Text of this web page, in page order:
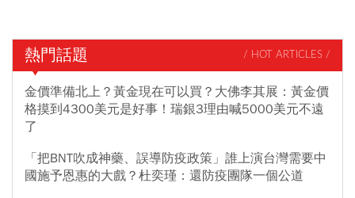
熱門話題 / HOT ARTICLES /
金價準備北上？黃金現在可以買？大佛李其展：黃金價
格摸到4300美元是好事！瑞銀3理由喊5000美元不遠
了
「把BNT吹成神藥、誤導防疫政策」誰上演台灣需要中
國施予恩惠的大戲？杜奕瑾：還防疫團隊一個公道